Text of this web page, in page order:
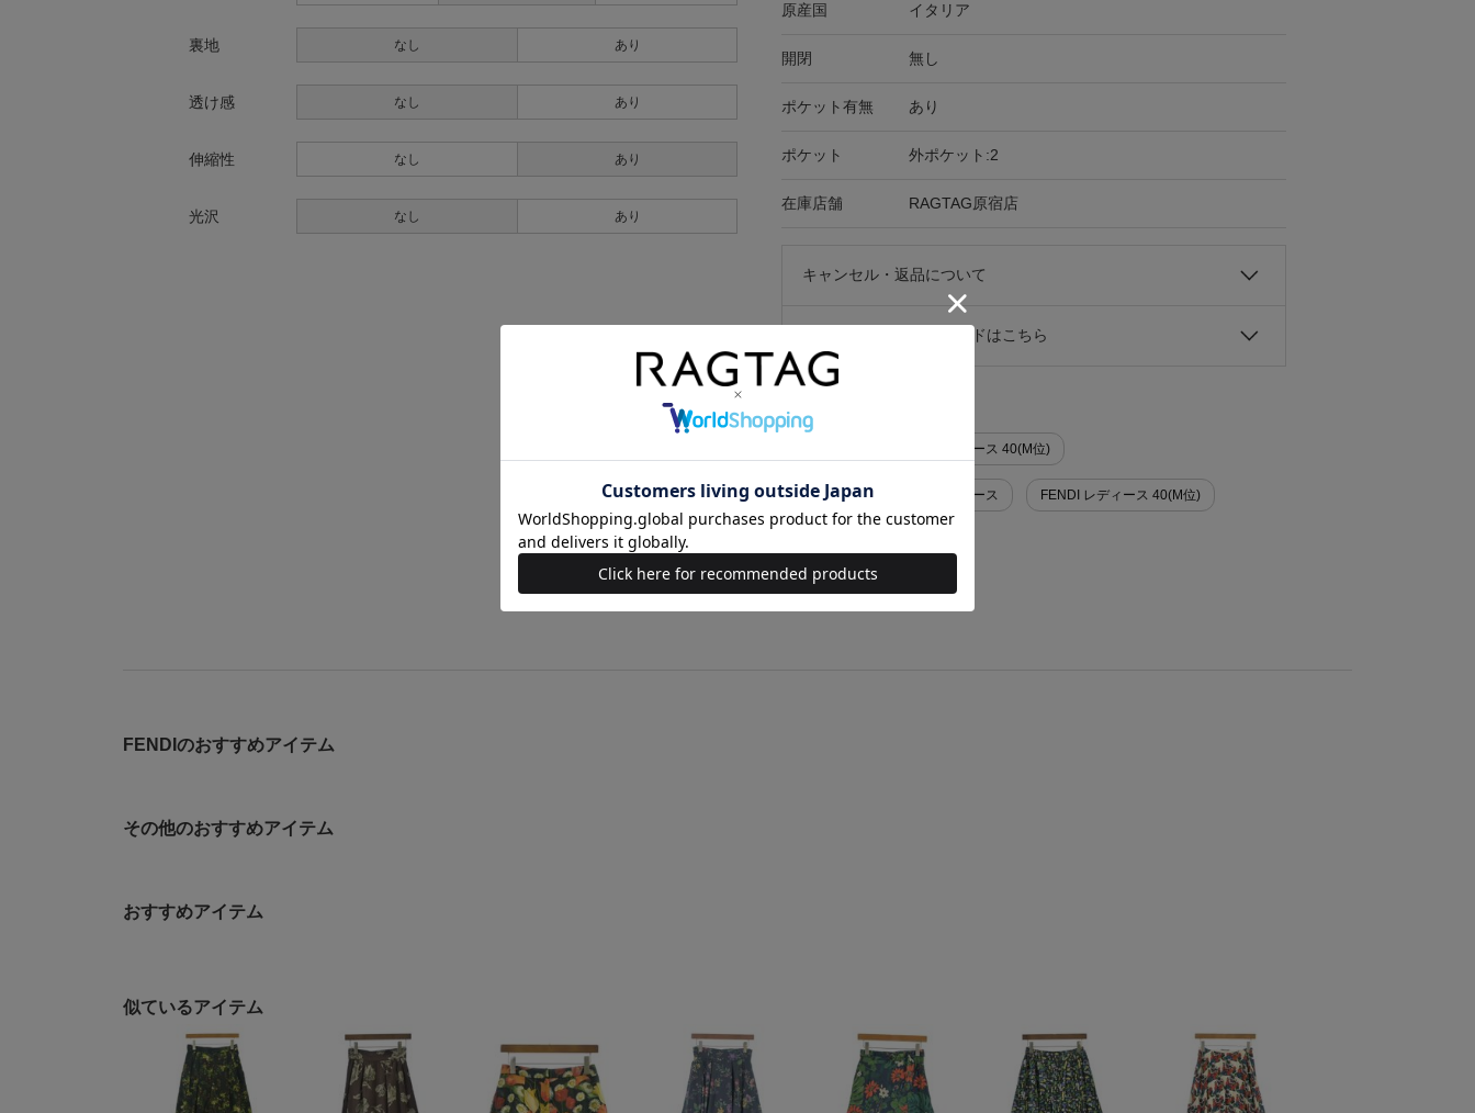
裏地 なし あり
透け感 なし あり
伸縮性 なし あり
光沢 なし あり
原産国 イタリア
開閉 無し
ポケット有無 あり
ポケット 外ポケット:2
在庫店舗 RAGTAG原宿店
キャンセル・返品について
お買い物時のご利用ガイドはこちら
FENDI パンツ>その他 レディース 40(M位)
FENDI パンツ>その他 レディース FENDI レディース 40(M位)
FENDIのおすすめアイテム
その他のおすすめアイテム
おすすめアイテム